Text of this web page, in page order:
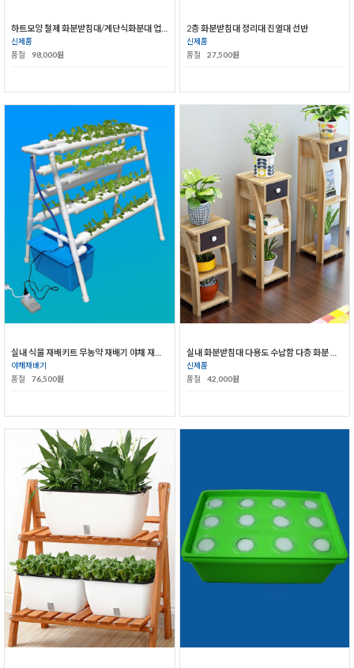
신제품
품절
98,000원
2층 화분받침대 정리대 진열대 선반
신제품
품절
27,500원
야채재배기
품절
76,500원
신제품
품절
42,000원